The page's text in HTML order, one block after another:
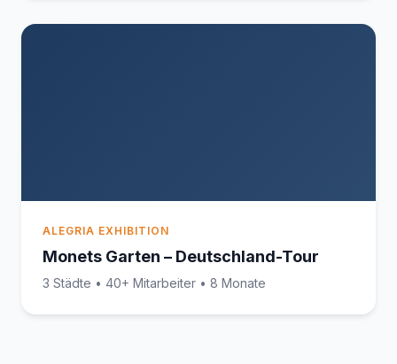
ALEGRIA EXHIBITION
Monets Garten – Deutschland-Tour
3 Städte • 40+ Mitarbeiter • 8 Monate